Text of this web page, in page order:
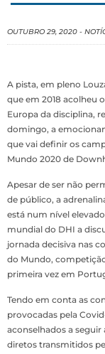
OUTUBRO 29, 2020 -
A pista, em pleno
que em 2018 acolheu
Europa da disciplina,
domingo, a
que vai definir os
Mundo 2020 de
Apesar de ser não
de público, a
está num nível
mundial do DHI a
jornada decisiva nas
do Mundo,
primeira vez em
Tendo em conta as
provocadas pela
aconselhados a seguir
diretos transmitidos